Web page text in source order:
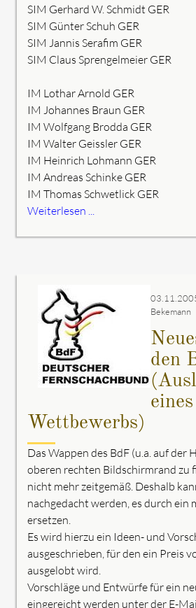
SIM Gerhard W. Schmidt GER
SIM Günter Schuh GER
SIM Jannis Serafim GER
SIM Claus Sprengelmeier GER
IM Lothar Arnold GER
IM Johannes Braun GER
IM Wolfgang Brodda GER
IM Walter Geissler GER
IM Heinrich Lohmann GER
IM Andreas Schinke GER
IM Thomas Schwetlick GER
Weiterlesen ...
Bekemann
den
eines
Wettbewerbs)
Das Wappen des BdF (u.a. auf der
oberen rechten Bildschirmrand zu
nicht mehr zeitgemäß. Deshalb
nachgedacht werden, es durch ein
ersetzen.
Es wird hierzu ein Ideen- und
ausgeschrieben, für den ein Preis
ausgelobt wird.
Vorschläge und Entwürfe für ein
eingereicht werden unter der E-